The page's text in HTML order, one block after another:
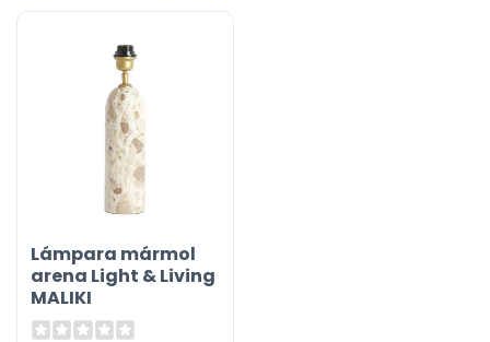
Lámpara mármol
arena Light & Living
MALIKI